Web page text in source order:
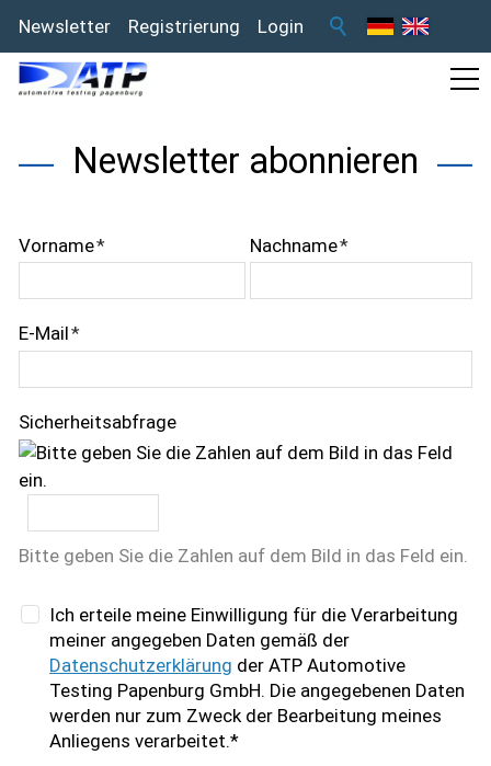
Newsletter Registrierung Login
Newsletter abonnieren
Vorname* Nachname*
E-Mail*
Sicherheitsabfrage
Bitte geben Sie die Zahlen auf dem Bild in das Feld ein.
Ich erteile meine Einwilligung für die Verarbeitung
meiner angegeben Daten gemäß der
Datenschutzerklärung der ATP Automotive
Testing Papenburg GmbH. Die angegebenen Daten
werden nur zum Zweck der Bearbeitung meines
Anliegens verarbeitet.*